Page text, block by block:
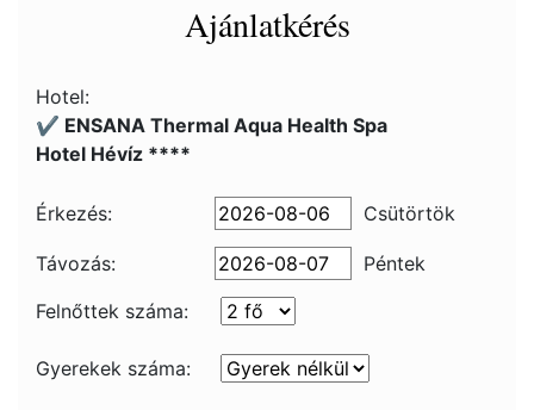
Ajánlatkérés
Hotel:
✔️ ENSANA Thermal Aqua Health Spa
Hotel Hévíz ****
Érkezés: Csütörtök
Távozás:
Péntek
Felnőttek száma:
Gyerekek száma: